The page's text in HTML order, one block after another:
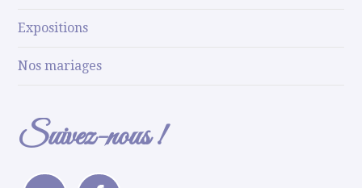
Expositions
Nos mariages
Suivez-nous !